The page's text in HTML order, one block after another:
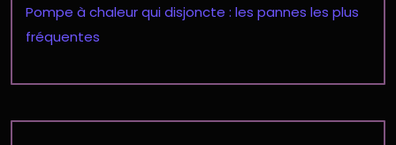
Pompe à chaleur qui disjoncte : les pannes les plus
fréquentes